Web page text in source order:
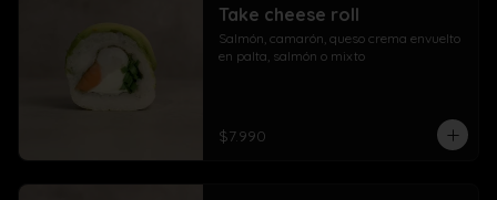
Take cheese roll
Salmón, camarón, queso crema envuelto
en palta, salmón o mixto
$7.990